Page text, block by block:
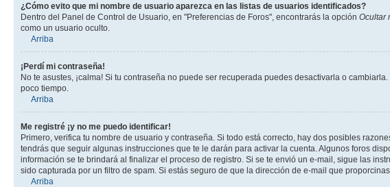
¿Cómo evito que mi nombre de usuario aparezca en las listas de usuarios identificados?
Dentro del Panel de Control de Usuario, en "Preferencias de Foros", encontrarás la opción Ocultar
como un usuario oculto.
Arriba
¡Perdí mi contraseña!
No te asustes, ¡calma! Si tu contraseña no puede ser recuperada puedes desactivarla o
poco tiempo.
Arriba
Me registré ¡y no me puedo identificar!
Primero, verifica tu nombre de usuario y contraseña. Si todo está correcto, hay dos posibles
tendrás que seguir algunas instrucciones que te le darán para activar la cuenta. Algunos foros
información se te brindará al finalizar el proceso de registro. Si se te envió un e-mail, sigue las
sido capturada por un filtro de spam. Si estás seguro de que la dirección de e-mail que
Arriba